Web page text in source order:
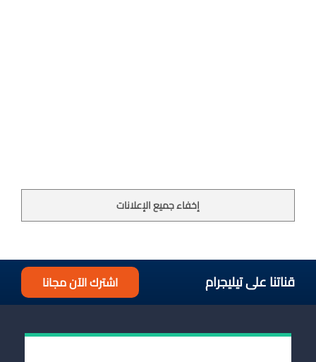
إخفاء جميع الإعلانات
قناتنا على تيليجرام اشترك الآن مجانا